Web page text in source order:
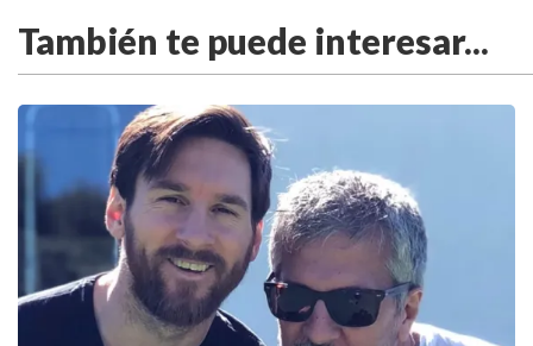
También te puede interesar...